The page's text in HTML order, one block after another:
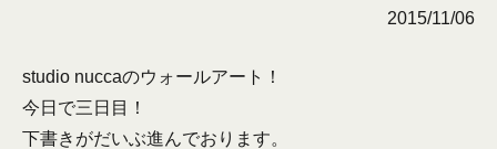
2015/11/06
studio nuccaのウォールアート！
今日で三日目！
下書きがだいぶ進んでおります。